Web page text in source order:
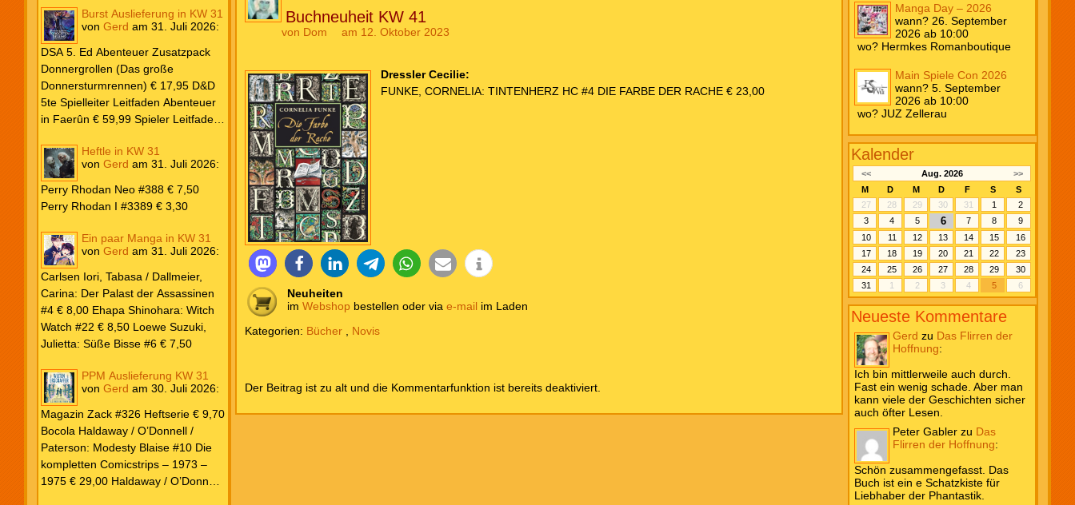
Burst Auslieferung in KW 31
von Gerd am 31. Juli 2026:
DSA 5. Ed Abenteuer Zusatzpack
Donnergrollen (Das große
Donnersturmrennen) € 17,95 D&D
5te Spielleiter Leitfaden Abenteuer
in Faerûn € 59,99 Spieler Leitfaden
Heftle in KW 31
von Gerd am 31. Juli 2026:
Perry Rhodan Neo #388 € 7,50
Perry Rhodan I #3389 € 3,30
Ein paar Manga in KW 31
von Gerd am 31. Juli 2026:
Carlsen Iori, Tabasa / Dallmeier,
Carina: Der Palast der Assassinen
#4 € 8,00 Ehapa Shinohara: Witch
Watch #22 € 8,50 Loewe Suzuki,
Julietta: Süße Bisse #6 € 7,50
PPM Auslieferung KW 31
von Gerd am 30. Juli 2026:
Magazin Zack #326 Heftserie € 9,70
Bocola Haldaway / O’Donnell /
Paterson: Modesty Blaise #10 Die
kompletten Comicstrips – 1973 –
1975 € 29,00 Haldaway / O’Donnell
Buchneuheit KW 41
von Dom am 12. Oktober 2023
Dressler Cecilie:
FUNKE, CORNELIA: TINTENHERZ HC #4 DIE FARBE DER RACHE € 23,00
Neuheiten
imWebshop bestellen oder viae-mail im Laden
Kategorien: Bücher Novis
Der Beitrag ist zu alt und die Kommentarfunktion ist bereits deaktiviert.
Manga Day – 2026
wann? 26. September
2026 ab 10:00
wo? Hermkes Romanboutique
Main Spiele Con 2026
wann? 5. September
2026 ab 10:00
wo? JUZ Zellerau
Kalender
<< Aug. 2026
>>
M
D M D F S
S
27
28 29 30 31 1
2
3
4 5 6 7 8
9
10
11 12 13 14 15
16
17
18 19 20 21 22
23
24
25 26 27 28 29
30
31
1 2 3 4 5 6
Neueste Kommentare
Gerd zu Das Flirren der
Hoffnung:
Ich bin mittlerweile auch durch.
Fast ein wenig schade. Aber man
kann viele der Geschichten sicher
auch öfter Lesen.
Peter Gabler zu Das
Flirren der Hoffnung:
Schön zusammengefasst. Das
Buch ist ein e Schatzkiste für
Liebhaber der Phantastik.